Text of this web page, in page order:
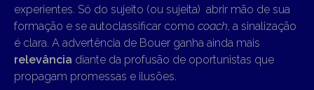
experientes. Só do sujeito (ou sujeita) abrir mão de sua
formação e se autoclassificar como coach , a sinalização
é clara. A advertência de Bouer ganha ainda mais
relevância diante da profusão de oportunistas que
propagam promessas e ilusões.